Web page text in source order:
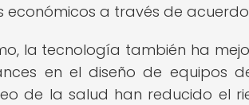
económicos a través de
la tecnología también ha
en el diseño de equipos
de la salud han reducido el